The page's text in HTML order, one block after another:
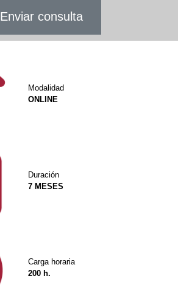
Enviar consulta
Modalidad
ONLINE
Duración
7 MESES
Carga horaria
200 h.